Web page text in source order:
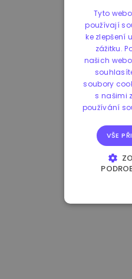
Tyto
používají
ke zlepšení
zážitku.
našich
soubory
s našimi
používání
VŠE